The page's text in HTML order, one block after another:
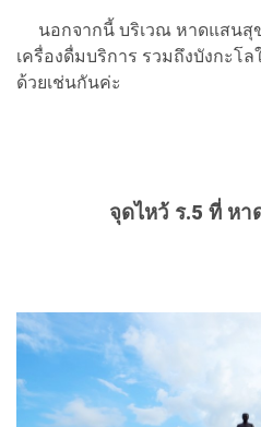
นอกจากนี้ บริเวณ หาดแสนสุ
เครื่องดื่มบริการ รวมถึงบังกะโ
ด้วยเช่นกันค่ะ
จุดไหว้ ร.5 ที่ ห